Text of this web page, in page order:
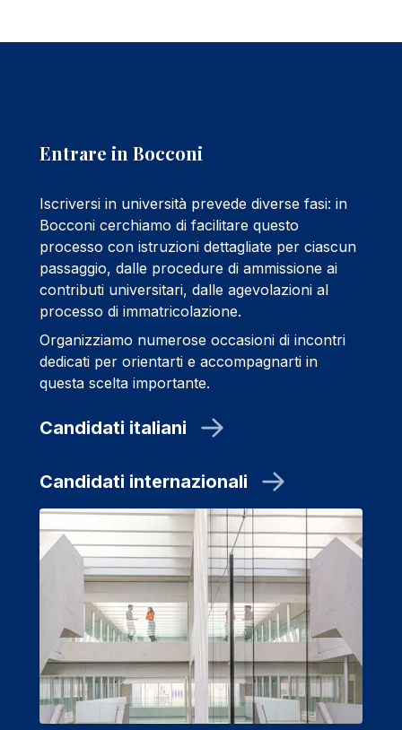
Entrare in Bocconi
Iscriversi in università prevede diverse fasi: in
Bocconi cerchiamo di facilitare questo
processo con istruzioni dettagliate per ciascun
passaggio, dalle procedure di ammissione ai
contributi universitari, dalle agevolazioni al
processo di immatricolazione.
Organizziamo numerose occasioni di incontri
dedicati per orientarti e accompagnarti in
questa scelta importante.
Candidati italiani
Candidati internazionali